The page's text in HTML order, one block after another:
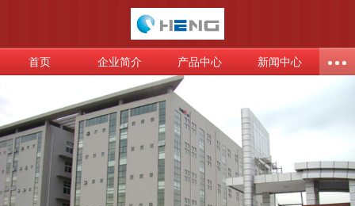
首页 企业简介 产品中心 新闻中心